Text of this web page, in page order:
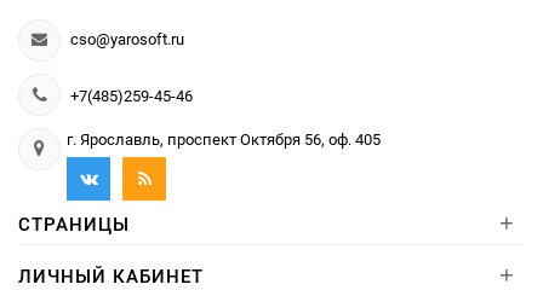
cso@yarosoft.ru
+7(485)259-45-46
г. Ярославль, проспект Октября 56, оф. 405
СТРАНИЦЫ +
ЛИЧНЫЙ КАБИНЕТ +